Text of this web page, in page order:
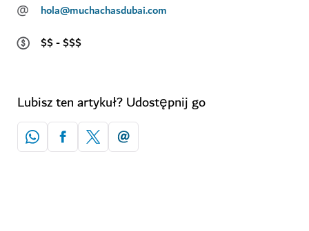
@
hola@muchachasdubai.com
$$ - $$$
Lubisz ten artykuł? Udostępnij go